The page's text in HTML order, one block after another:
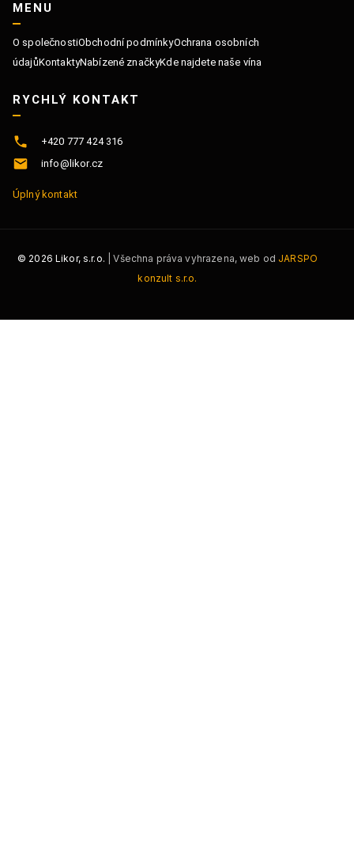
MENU
O společnostiObchodní podmínkyOchrana osobních
údajůKontaktyNabízené značkyKde najdete naše vína
RYCHLÝ KONTAKT
+420 777 424 316
info@likor.cz
Úplný kontakt
© 2026 Likor, s.r.o. | Všechna práva vyhrazena, web od JARSPO
konzult s.r.o.